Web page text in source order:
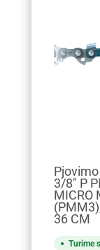
3/8" P
MICRO
36 CM
Turime